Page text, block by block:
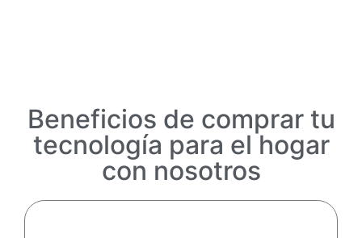
Beneficios de comprar tu
tecnología para el hogar
con nosotros